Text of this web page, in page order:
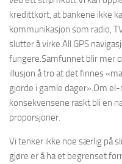
kredittkort, at bankene ikke
kommunikasjon som radio,
slutter å virke.All GPS
fungere.Samfunnet blir mer
illusjon å tro at det finnes
gjorde i gamle dager».Om
konsekvensene raskt bli en
proporsjoner.
Vi tenker ikke noe særlig på
gjøre er å ha et begrenset